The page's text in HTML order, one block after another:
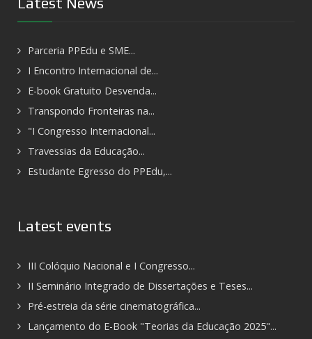
Parceria PPEdu e SME...
I Encontro Internacional de...
E-book Gratuito Desvenda...
Transpondo Fronteiras na...
"I Congresso Internacional...
Travessias da Educação...
Estudante Egresso do PPEdu,...
Latest events
III Colóquio Nacional e I Congresso...
II Seminário Integrado de Dissertações e Teses...
Pré-estreia da série cinematográfica...
Lançamento do E-Book "Teorias da Educação 2025"...